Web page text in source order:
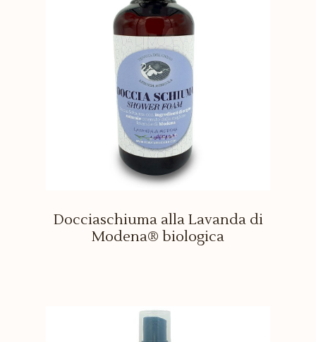
Docciaschiuma alla Lavanda di
Modena® biologica